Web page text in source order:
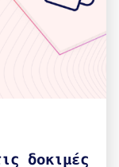
δοκιμές